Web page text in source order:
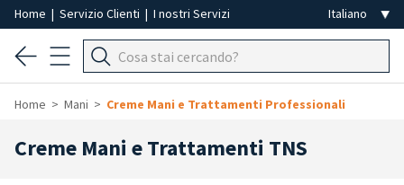
Home | Servizio Clienti | I nostri Servizi
Home Mani Creme Mani e Trattamenti Professionali
Creme Mani e Trattamenti TNS